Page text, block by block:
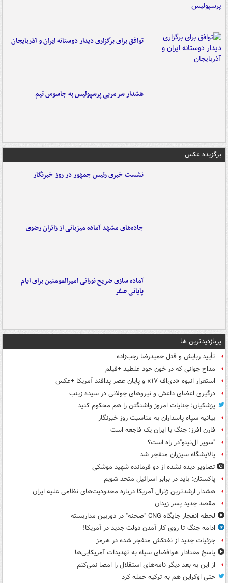
توافق برای برگزاری دیدار دوستانه ایران و آذربایجان
هشدار سرمربی پرسپولیس به جاسوس تیم
برگزیده عکس
نشست خبری رئیس جمهور در روز خبرنگار
جاده‌های مشهد آماده میزبانی از زائران رضوی
آماده سازی ضریح نورانی امیرالمومنین برای ایام
پایانی صفر
پربازدیدترین ها
تأیید ربایش و قتل حمیدرضا رجب‌زاده
مداح جوانی که در خون خود غلطید +فیلم
استقرار انبوه «دی‌اف‑۱۷» و پایان عصر پدافند آمریکا +عکس
درگیری اعضای داعش و نیروهای جولانی در سیده زینب
پزشکیان: جنایات امروز واشنگتن را هم محکوم کنید
بیانیه سپاه پاسداران به مناسبت روز خبرنگار
فارن افرز: جنگ با ایران یک فاجعه است
"سوپر ال‌نینو"در راه است؟
پالایشگاه سیزران منفجر شد
تصاویر دیده‌ نشده از دو فرمانده شهید موشکی
پاکستان: باید در برابر اسرائیل متحد شویم
هشدار ارشدترین ژنرال آمریکا درباره محدودیت‌های نظامی علیه ایران
مقصد جدید پسر زیدان
لحظه انفجار جایگاه CNG "صحنه" در دوربین مداربسته
ادامه جنگ تا روی کار آمدن دولت جدید در آمریکا!
جزئیات جدید از نفتکش منفجر شده در هرمز
پاسخ معنادار هوافضای سپاه به تهدیدات آمریکایی‌ها
از این به بعد دیگر نامه‌های استقلال را امضا نمی‌کنم
حتی اوکراین هم به ترکیه حمله کرد